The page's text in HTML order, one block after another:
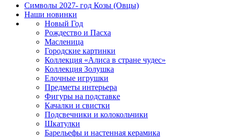
Символы 2027- год Козы (Овцы)
Наши новинки
Новый Год
Рождество и Пасха
Масленица
Городские картинки
Коллекция «Алиса в стране чудес»
Коллекция Золушка
Елочные игрушки
Предметы интерьера
Фигуры на подставке
Качалки и свистки
Подсвечники и колокольчики
Шкатулки
Барельефы и настенная керамика